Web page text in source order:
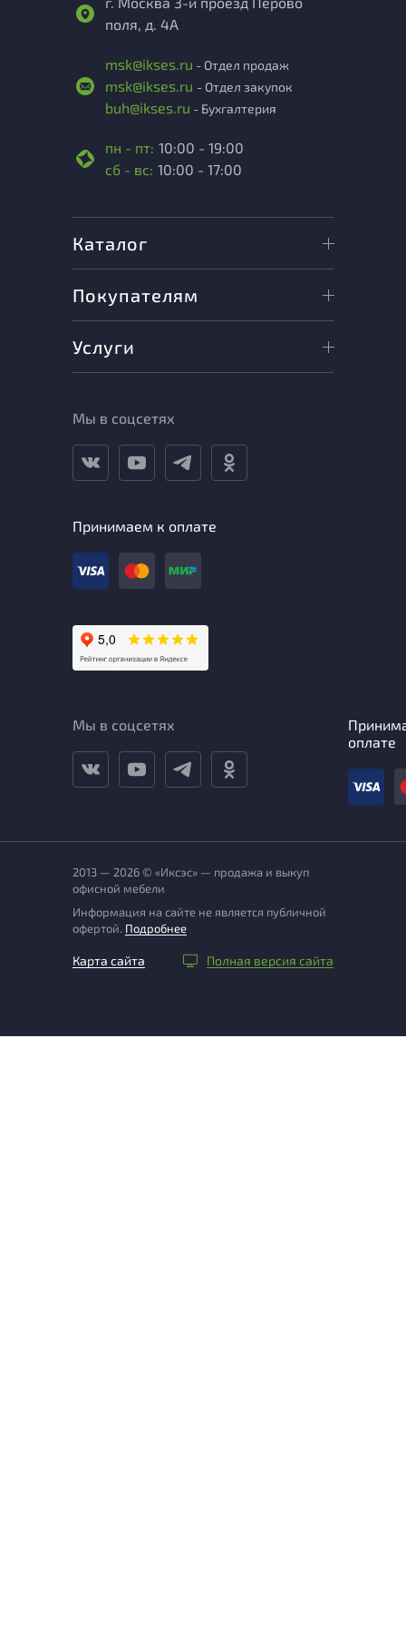
поля, д. 4А
msk@ikses.ru - Отдел продаж
msk@ikses.ru - Отдел закупок
buh@ikses.ru - Бухгалтерия
пн - пт: 10:00 - 19:00
сб - вс: 10:00 - 17:00
Каталог
Покупателям
Услуги
Мы в соцсетях
Принимаем к оплате
Мы в соцсетях
оплате
2013 — 2026 © «Иксэс» — продажа и выкуп
офисной мебели
Информация на сайте не является публичной
офертой. Подробнее
Карта сайта Полная версия сайта